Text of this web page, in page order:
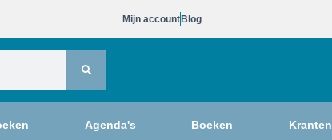
Mijn account Blog
Agenda's Boeken Kranten